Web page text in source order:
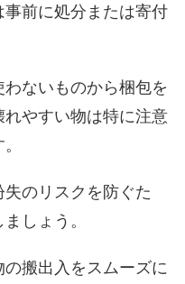
前に処分または寄付
ないものから梱包を
やすい物は特に注意
のリスクを防ぐた
しょう。
搬出入をスムーズに